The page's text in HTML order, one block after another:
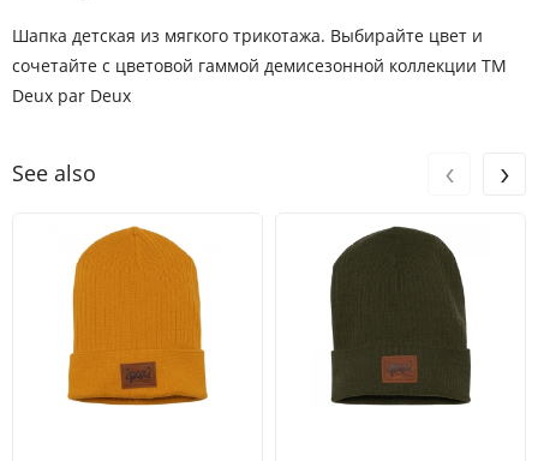
Шапка детская из мягкого трикотажа. Выбирайте цвет и
сочетайте с цветовой гаммой демисезонной коллекции ТМ
Deux par Deux
See also ‹ ›